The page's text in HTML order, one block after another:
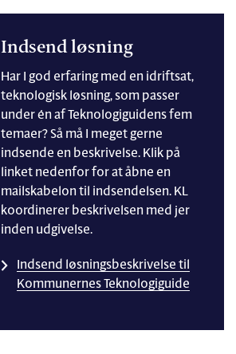
Indsend løsning
Har I god erfaring med en idriftsat,
teknologisk løsning, som passer
under én af Teknologiguidens fem
temaer? Så må I meget gerne
indsende en beskrivelse. Klik på
linket nedenfor for at åbne en
mailskabelon til indsendelsen. KL
koordinerer beskrivelsen med jer
inden udgivelse.
Indsend løsningsbeskrivelse til
Kommunernes Teknologiguide